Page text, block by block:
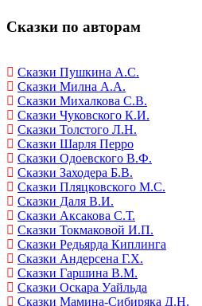
Сказки по авторам
Сказки Пушкина А.С.
Сказки Милна А.А.
Сказки Михалкова С.В.
Сказки Чуковского К.И.
Сказки Толстого Л.Н.
Сказки Шарля Перро
Сказки Одоевского В.Ф.
Сказки Заходера Б.В.
Сказки Пляцковского М.С.
Сказки Даля В.И.
Сказки Аксакова С.Т.
Сказки Токмаковой И.П.
Сказки Редьярда Киплинга
Сказки Андерсена Г.Х.
Сказки Гаршина В.М.
Сказки Оскара Уайльда
Сказки Мамина-Сибиряка Д.Н.